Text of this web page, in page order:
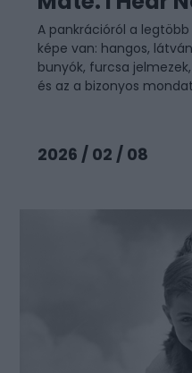
A pankrációról a
képe van: hangos,
bunyók, furcsa
és az a bizonyos
2026 / 02 / 08